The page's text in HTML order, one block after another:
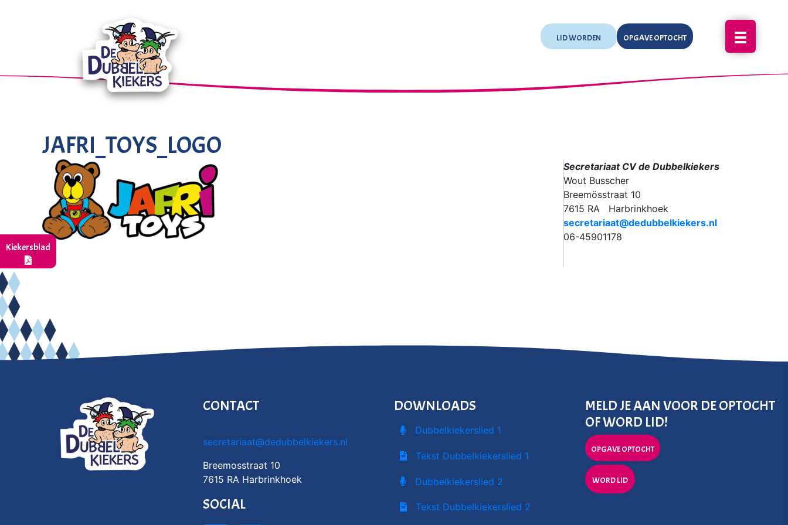
LID WORDEN OPGAVE OPTOCHT
JAFRI_TOYS_LOGO
Secretariaat CV de Dubbelkiekers
Wout Busscher
Breemösstraat 10
7615 RA Harbrinkhoek
secretariaat@dedubbelkiekers.nl
06-45901178
CONTACT
secretariaat@dedubbelkiekers.nl
Breemosstraat 10
7615 RA Harbrinkhoek
SOCIAL
DOWNLOADS
Dubbelkiekerslied 1
Tekst Dubbelkiekerslied 1
Dubbelkiekerslied 2
Tekst Dubbelkiekerslied 2
MELD JE AAN VOOR DE OPTOCHT
OF WORD LID!
OPGAVE OPTOCHT
WORD LID
Kiekersblad